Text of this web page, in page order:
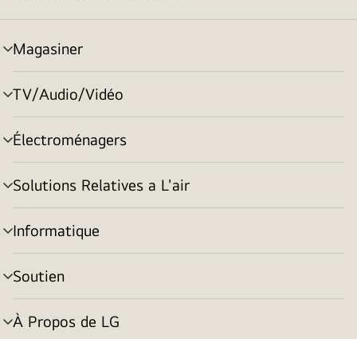
Magasiner
menu
basculement
TV/Audio/Vidéo
menu
basculement
Électroménagers
menu
basculement
Solutions Relatives a L'air
menu
basculement
Informatique
menu
basculement
Soutien
menu
basculement
À Propos de LG
menu